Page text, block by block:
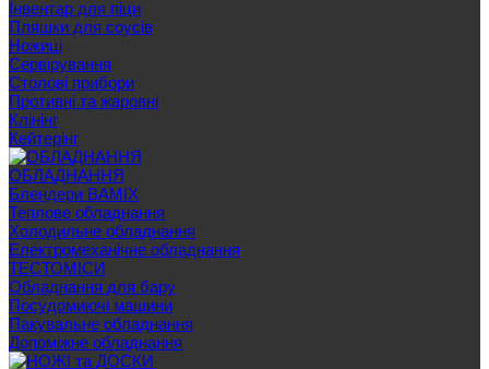
Інвентар для піци
Пляшки для соусів
Ножиці
Сервірування
Cтолові прибори
Противні та жаровні
Клінінг
Кейтерінг
ОБЛАДНАННЯ
Блендери BAMIX
Теплове обладнання
Холодильне обладнання
Електромеханічне обладнання
ТЕСТОМІСИ
Обладнання для бару
Посудомиючі машини
Пакувальне обладнання
Допоміжне обладнання